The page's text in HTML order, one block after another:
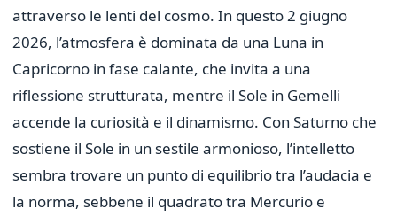
attraverso le lenti del cosmo. In questo 2 giugno
2026, l’atmosfera è dominata da una Luna in
Capricorno in fase calante, che invita a una
riflessione strutturata, mentre il Sole in Gemelli
accende la curiosità e il dinamismo. Con Saturno che
sostiene il Sole in un sestile armonioso, l’intelletto
sembra trovare un punto di equilibrio tra l’audacia e
la norma, sebbene il quadrato tra Mercurio e